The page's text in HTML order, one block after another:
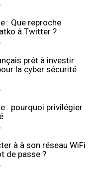
: Que reproche
à Twitter ?
prêt à investir
la cyber sécurité
: pourquoi privilégier
à à son réseau WiFi
de passe ?